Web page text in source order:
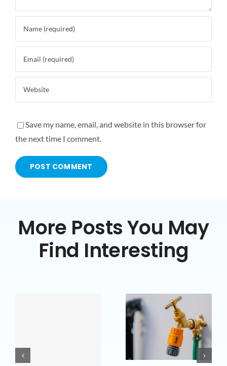
Save my name, email, and website in this browser for
the next time I comment.
More Posts You May
Find Interesting